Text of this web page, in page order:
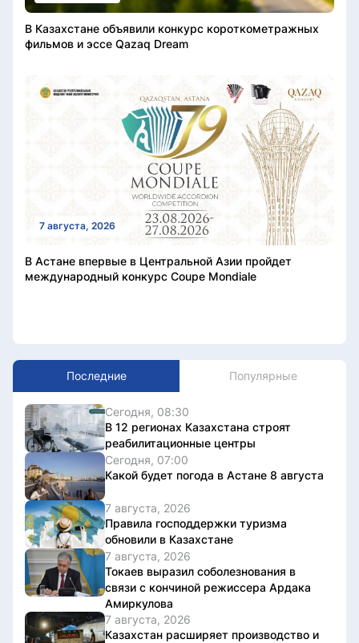
В Казахстане объявили конкурс короткометражных
фильмов и эссе Qazaq Dream
7 августа, 2026
В Астане впервые в Центральной Азии пройдет
международный конкурс Coupe Mondiale
Последние Популярные
Сегодня, 08:30
В 12 регионах Казахстана строят
реабилитационные центры
Сегодня, 07:00
Какой будет погода в Астане 8 августа
7 августа, 2026
Правила господдержки туризма
обновили в Казахстане
7 августа, 2026
Токаев выразил соболезнования в
связи с кончиной режиссера Ардака
Амиркулова
7 августа, 2026
Казахстан расширяет производство и